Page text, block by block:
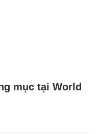
mục tại World